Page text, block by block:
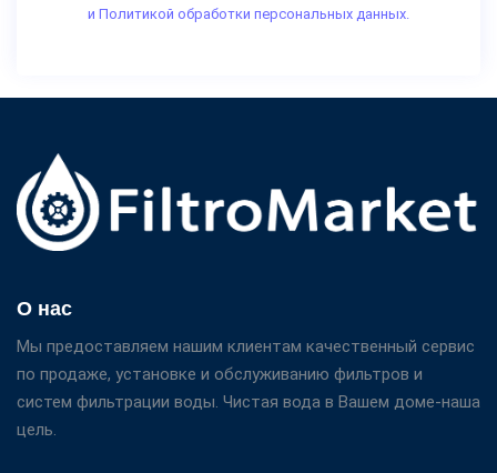
и Политикой обработки персональных данных.
О нас
Мы предоставляем нашим клиентам качественный сервис
по продаже, установке и обслуживанию фильтров и
систем фильтрации воды. Чистая вода в Вашем доме-наша
цель.